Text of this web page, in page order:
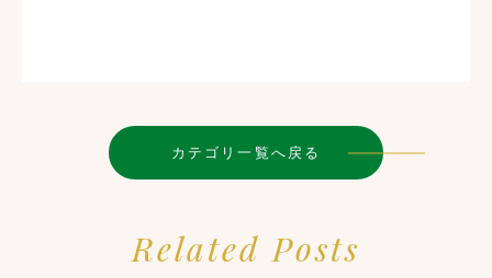
カテゴリ一覧へ戻る
Related Posts